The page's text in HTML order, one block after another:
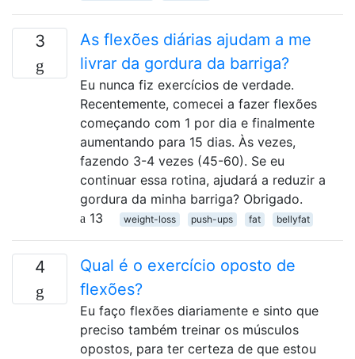
3
As flexões diárias ajudam a me
livrar da gordura da barriga?
Eu nunca fiz exercícios de verdade.
Recentemente, comecei a fazer flexões
começando com 1 por dia e finalmente
aumentando para 15 dias. Às vezes,
fazendo 3-4 vezes (45-60). Se eu
continuar essa rotina, ajudará a reduzir a
gordura da minha barriga? Obrigado.
13
weight-loss push-ups fat bellyfat
4
Qual é o exercício oposto de
flexões?
Eu faço flexões diariamente e sinto que
preciso também treinar os músculos
opostos, para ter certeza de que estou